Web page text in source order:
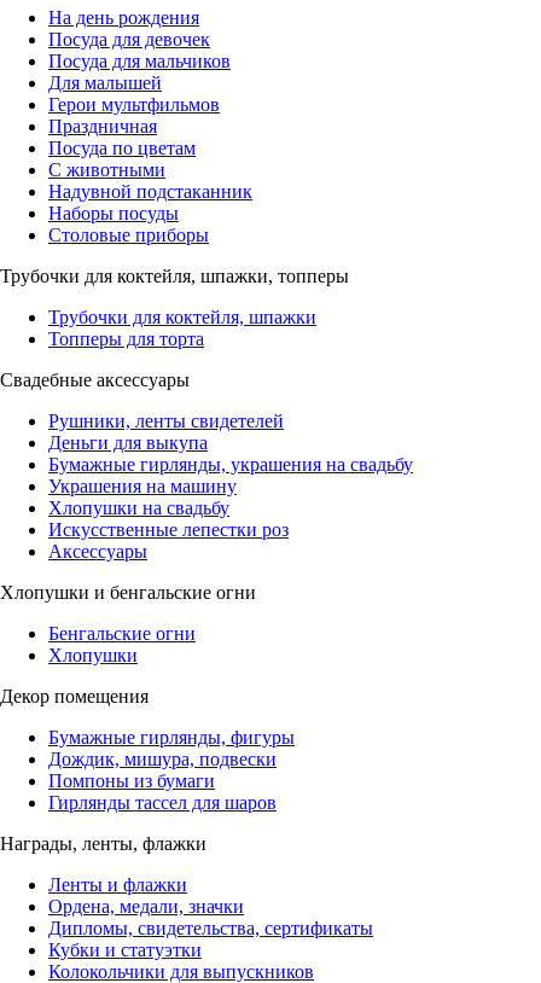
На день рождения
Посуда для девочек
Посуда для мальчиков
Для малышей
Герои мультфильмов
Праздничная
Посуда по цветам
С животными
Надувной подстаканник
Наборы посуды
Столовые приборы
Трубочки для коктейля, шпажки, топперы
Трубочки для коктейля, шпажки
Топперы для торта
Свадебные аксессуары
Рушники, ленты свидетелей
Деньги для выкупа
Бумажные гирлянды, украшения на свадьбу
Украшения на машину
Хлопушки на свадьбу
Искусственные лепестки роз
Аксессуары
Хлопушки и бенгальские огни
Бенгальские огни
Хлопушки
Декор помещения
Бумажные гирлянды, фигуры
Дождик, мишура, подвески
Помпоны из бумаги
Гирлянды тассел для шаров
Награды, ленты, флажки
Ленты и флажки
Ордена, медали, значки
Дипломы, свидетельства, сертификаты
Кубки и статуэтки
Колокольчики для выпускников